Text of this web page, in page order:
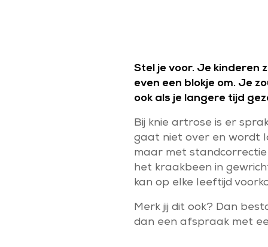
Stel je voor. Je kinderen
even een blokje om. Je
ook als je langere tijd
Bij knie artrose is er
gaat niet over en wordt
maar met standcorrectie
het kraakbeen in
kan op elke leeftijd
Merk jij dit ook? Dan
dan een afspraak met